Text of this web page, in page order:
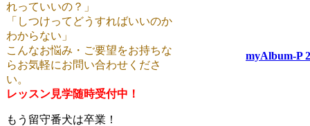
れっていいの？」
「しつけってどうすればいいのか
わからない」
こんなお悩み・ご要望をお持ちな
らお気軽にお問い合わせくださ
い。
レッスン見学随時受付中！
もう留守番犬は卒業！
myAlbum-P